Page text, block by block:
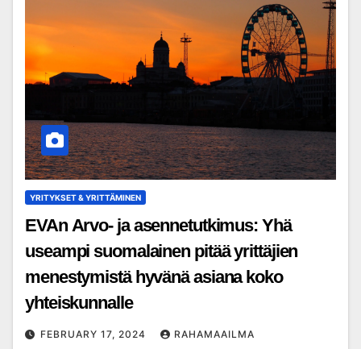
YRITYKSET & YRITTÄMINEN
EVAn Arvo- ja asennetutkimus: Yhä
useampi suomalainen pitää yrittäjien
menestymistä hyvänä asiana koko
yhteiskunnalle
FEBRUARY 17, 2024 RAHAMAAILMA